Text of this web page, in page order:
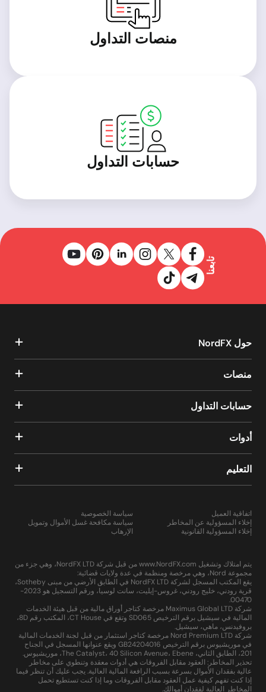
منصات التداول
حسابات التداول
تابعنا
حول NordFX
منصات
حسابات التداول
أدوات
التعليم
اتفاقية العميل
إخلاء المسؤولية عن المخاطر
إخلاء المسؤولية القانونية
سياسة الخصوصية
سياسة مكافحة غسل الأموال وتمويل
الإرهاب
يتم امتلاك وتشغيل www.NordFX.com من قبل شركة NordFX LTD، وهي جزء من
مجموعة Nord، وهي مرخصة ومنظمة في عدة ولايات قضائية:
يقع المكتب المسجل لشركة NordFX LTD في الطابق الأرضي من مبنى Sotheby،
قرية رودني، خليج رودني، غروس-إيليت، سانت لوسيا، ورقم التسجيل هو 2023-
00470.
شركة Maximus Global LTD مرخصة كتاجر أوراق مالية من قبل هيئة الخدمات
المالية في سيشيل برقم الترخيص SD065 وتقع في CT House، المكتب رقم 8D،
بروفيدنس، ماهي، سيشيل.
شركة Nord Premium LTD مرخصة كتاجر استثمار من قبل لجنة الخدمات المالية
في موريشيوس برقم الترخيص GB24204016 ويقع عنوانها المسجل في الجناح
201، الطابق الثاني، The Catalyst، 40 Silicon Avenue، Ebene، موريشيوس.
تحذير المخاطر: العقود مقابل الفروقات هي أدوات معقدة وتنطوي على مخاطر
عالية بفقدان الأموال بسرعة بسبب الرافعة المالية العالية. يجب عليك أن تنظر فيما
إذا كنت تفهم كيفية عمل العقود مقابل الفروقات وما إذا كنت تستطيع تحمل
المخاطر العالية لفقدان أموالك.